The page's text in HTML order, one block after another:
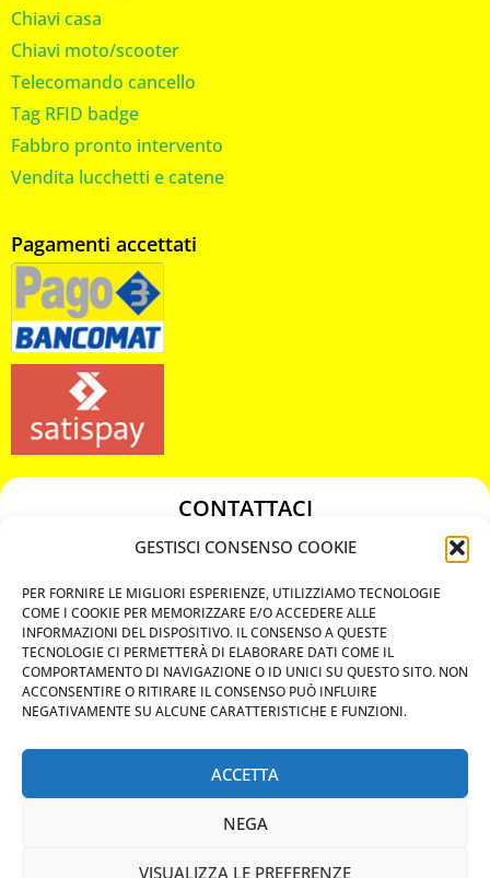
GESTISCI CONSENSO COOKIE
PER FORNIRE LE MIGLIORI ESPERIENZE, UTILIZZIAMO TECNOLOGIE
COME I COOKIE PER MEMORIZZARE E/O ACCEDERE ALLE
INFORMAZIONI DEL DISPOSITIVO. IL CONSENSO A QUESTE
TECNOLOGIE CI PERMETTERÀ DI ELABORARE DATI COME IL
COMPORTAMENTO DI NAVIGAZIONE O ID UNICI SU QUESTO SITO. NON
ACCONSENTIRE O RITIRARE IL CONSENSO PUÒ INFLUIRE
NEGATIVAMENTE SU ALCUNE CARATTERISTICHE E FUNZIONI.
ACCETTA
NEGA
VISUALIZZA LE PREFERENZE
Chiavi casa
Chiavi moto/scooter
Telecomando cancello
Tag RFID badge
Fabbro pronto intervento
Vendita lucchetti e catene
Pagamenti accettati
CONTATTACI
349 3863811
chiavicodificate@gmail.com
Privacy Policy
Cookie Policy
MAPS
CHIAMA ORA